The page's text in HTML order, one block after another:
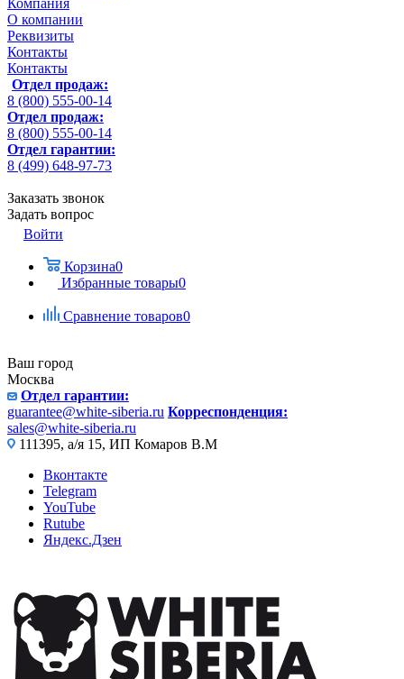
Компания
О компании
Реквизиты
Контакты
Контакты
Отдел продаж:
8 (800) 555-00-14
Отдел продаж:
8 (800) 555-00-14
Отдел гарантии:
8 (499) 648-97-73
Заказать звонок
Задать вопрос
Войти
Корзина0
Избранные товары0
Сравнение товаров0
Ваш город
Москва
Отдел гарантии:
guarantee@white-siberia.ru Корреспонденция:
sales@white-siberia.ru
111395, а/я 15, ИП Комаров В.М
Вконтакте
Telegram
YouTube
Rutube
Яндекс.Дзен